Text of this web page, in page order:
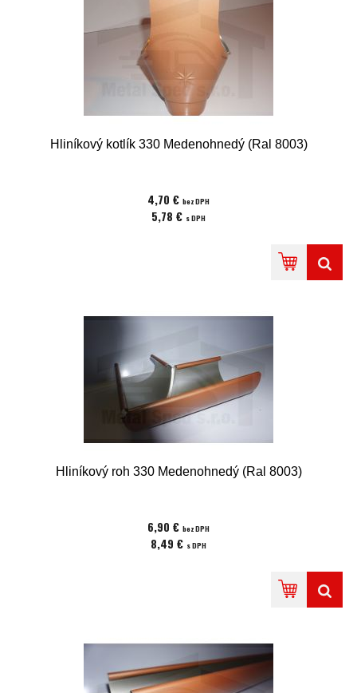
Hliníkový kotlík 330 Medenohnedý (Ral 8003)
4,70 € bez DPH
5,78 € s DPH
Hliníkový roh 330 Medenohnedý (Ral 8003)
6,90 € bez DPH
8,49 € s DPH